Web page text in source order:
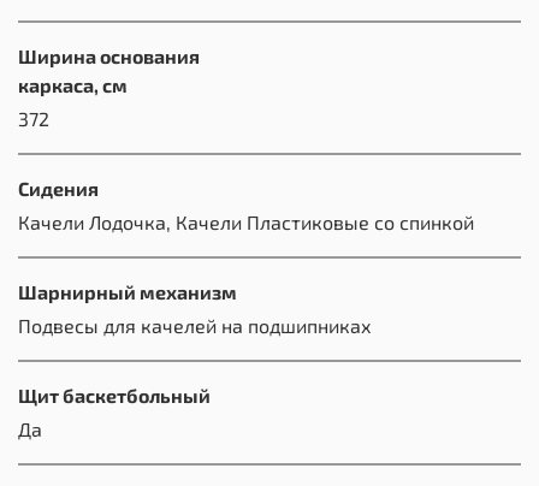
Ширина основания
каркаса, см
372
Сидения
Качели Лодочка, Качели Пластиковые со спинкой
Шарнирный механизм
Подвесы для качелей на подшипниках
Щит баскетбольный
Да